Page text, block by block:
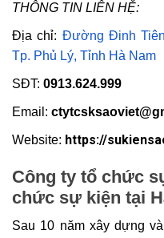
THÔNG TIN LIÊN HỆ:
Địa chỉ: Đường Đinh
Tp. Phủ Lý, Tỉnh Hà Nam
SĐT: 0913.624.999
Email:
Website: https://
Công ty tổ chức
chức sự kiện tại
Sau 10 năm xây dựng